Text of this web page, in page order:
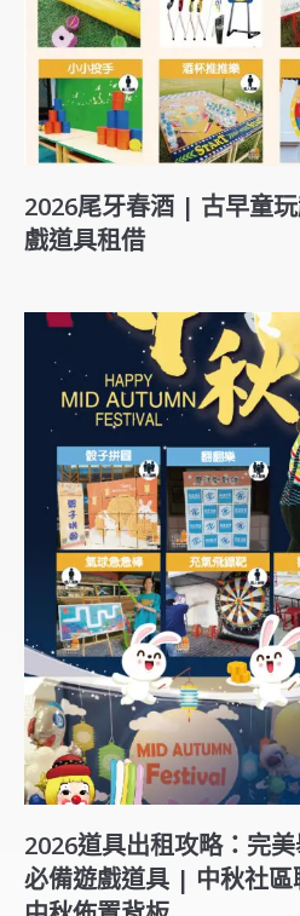
2026尾牙春酒 | 古早童
戲道具租借
2026道具出租攻略：完
必備遊戲道具 | 中秋社